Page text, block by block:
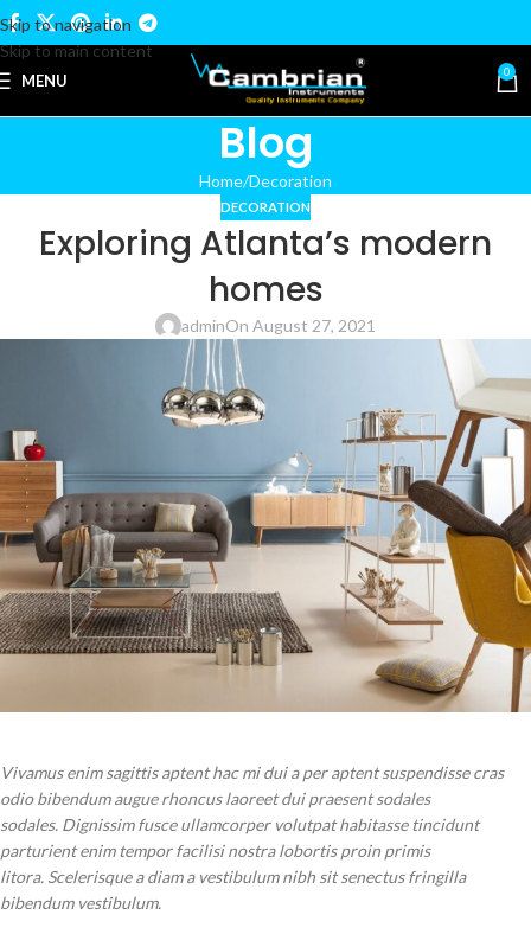
Skip to navigation
Skip to main content
MENU 0
Blog
Home Decoration
DECORATION
Exploring Atlanta’s modern
homes
adminOn August 27, 2021
Vivamus enim sagittis aptent hac mi dui a per aptent suspendisse cras
odio bibendum augue rhoncus laoreet dui praesent sodales
sodales. Dignissim fusce ullamcorper volutpat habitasse tincidunt
parturient enim tempor facilisi nostra lobortis proin primis
litora. Scelerisque a diam a vestibulum nibh sit senectus fringilla
bibendum vestibulum.